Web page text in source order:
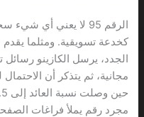
الرقم 95 لا يعني أي
كخدعة تسويقية. ومثلما يقدم
مجرد رقم يملأ فراغات